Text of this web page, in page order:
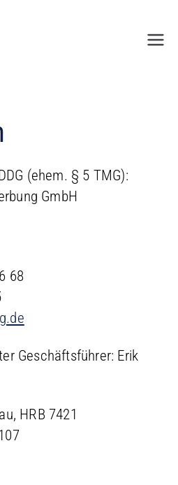
(ehem. § 5 TMG):
GmbH
68
Geschäftsführer: Erik
HRB 7421